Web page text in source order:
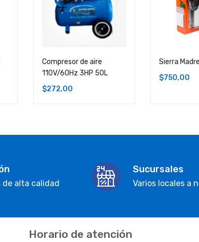
Compresor de aire
110V/60Hz 3HP 50L
$272,00
Sierra
$750,00
de alta calidad
Sucursales
Varios locales a
Horario de atención